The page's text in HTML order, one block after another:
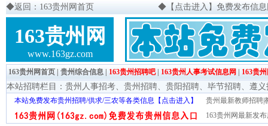
◆返回：163贵州网首页 ◆ 【点击进入】免费发布信
163贵州网
www.163gz.com
163贵州网首页 贵州综合信息 163贵州招聘吧| 163贵州人事考试信息网 163贵
本站招聘栏目： 贵州人事招考、 贵州招聘、 贵阳招聘、 毕节招聘、 遵义
本站免费发布贵州招聘/供求/三农等各类信息【点击进入】
贵州最新教师招聘|
163贵州网最新发